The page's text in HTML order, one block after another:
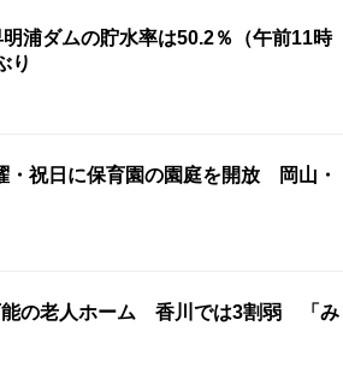
浦ダムの貯水率は50.2％（午前11時
り
祝日に保育園の園庭を開放 岡山・
能の老人ホーム 香川では3割弱 「み